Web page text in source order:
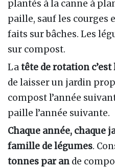
plantés à la canne à
paille, sauf les courges
faits sur bâches. Les
sur compost.
Latête de rotation c’est
de laisser un jardin
compost l’année
paille l’année suivante.
Chaque année, chaque
famille de légumes.
tonnes par an de